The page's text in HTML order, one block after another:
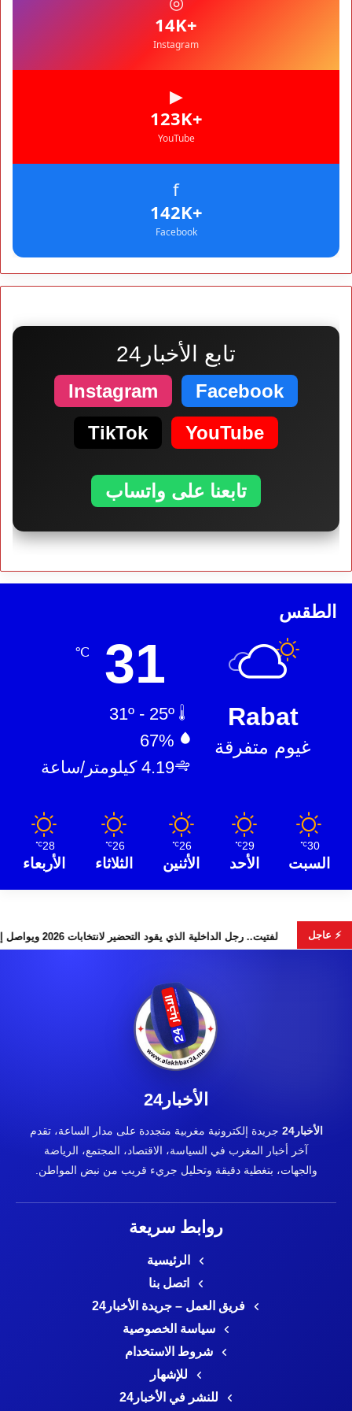
موازين النفوذ في المغرب العربي
+14K
Instagram
▶
+123K
YouTube
f
+142K
Facebook
تابع الأخبار24
Facebook
Instagram
YouTube
TikTok
تابعنا على واتساب
الطقس
Rabat
غيوم متفرقة
31
℃
67%
4.19 كيلومتر/ساعة
30
℃
السبت
29
℃
الأحد
26
℃
الأثنين
26
℃
الثلاثاء
28
℃
الأربعاء
⚡ عاجل
تخطف الأضواء لفتيت.. رجل الداخلية الذي يقود التحضير لانتخابات 2026 ويواصل إصلاح
الأخبار24
الأخبار24
جريدة إلكترونية مغربية متجددة على مدار الساعة، تقدم
آخر أخبار المغرب في السياسة، الاقتصاد، المجتمع، الرياضة
والجهات، بتغطية دقيقة وتحليل جريء قريب من نبض المواطن.
روابط سريعة
الرئيسية
اتصل بنا
فريق العمل – جريدة الأخبار24
سياسة الخصوصية
شروط الاستخدام
للإشهار
للنشر في الأخبار24